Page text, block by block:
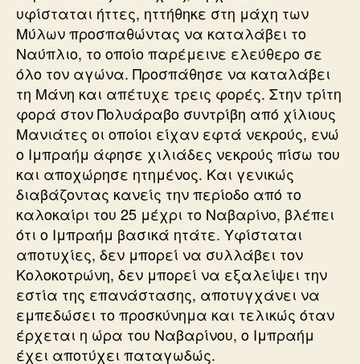
υφίσταται ήττες, ηττήθηκε στη μάχη των
Μύλων προσπαθώντας να καταλάβει το
Ναύπλιο, το οποίο παρέμεινε ελεύθερο σε
όλο τον αγώνα. Προσπάθησε να καταλάβει
τη Μάνη και απέτυχε τρεις φορές. Στην τρίτη
φορά στον Πολυάραβο συντρίβη από χίλιους
Μανιάτες οι οποίοι είχαν εφτά νεκρούς, ενώ
ο Ιμπραήμ άφησε χιλιάδες νεκρούς πίσω του
και αποχώρησε ητημένος. Και γενικώς
διαβάζοντας κανείς την περίοδο από το
καλοκαίρι του 25 μέχρι το Ναβαρίνο, βλέπει
ότι ο Ιμπραήμ βασικά ητάτε. Υφίσταται
αποτυχίες, δεν μπορεί να συλλάβει τον
Κολοκοτρώνη, δεν μπορεί να εξαλείψει την
εστία της επανάστασης, αποτυγχάνει να
εμπεδώσει το προσκύνημα και τελικώς όταν
έρχεται η ώρα του Ναβαρίνου, ο Ιμπραήμ
έχει αποτύχει παταγωδώς.